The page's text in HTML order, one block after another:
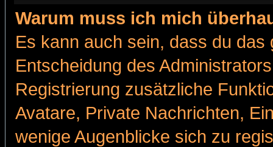
Warum muss ich mich
Es kann auch sein, dass du
Entscheidung des
Registrierung zusätzliche
Avatare, Private Nachrichten,
wenige Augenblicke sich zu